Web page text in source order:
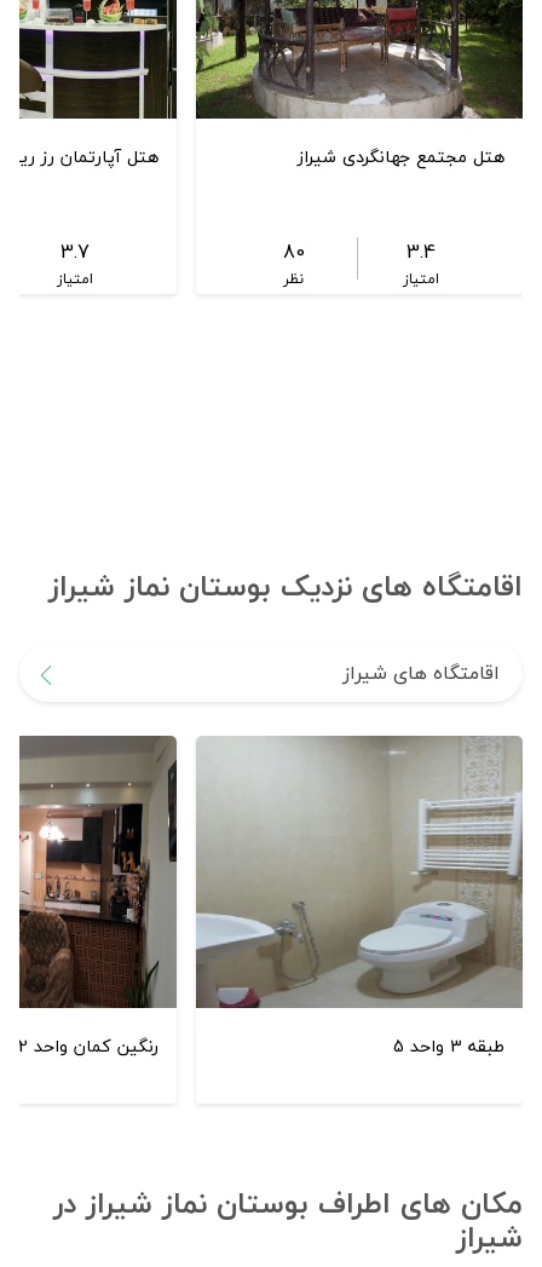
هتل مجتمع جهانگردی شیراز
3.4
امتیاز
80
نظر
هتل آپارتمان رز
3.7
امتیاز
اقامتگاه های نزدیک بوستان نماز شیراز
اقامتگاه های شیراز
طبقه 3 واحد 5 رنگین کمان واحد 12
مکان های اطراف بوستان نماز شیراز در
شیراز